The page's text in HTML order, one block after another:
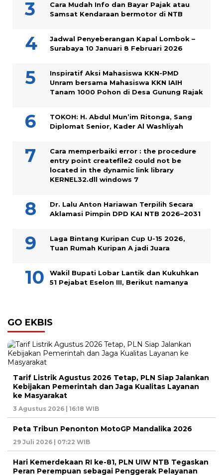
Cara Mudah Info dan Bayar Pajak atau
Samsat Kendaraan bermotor di NTB
Jadwal Penyeberangan Kapal Lombok –
Surabaya 10 Januari 8 Februari 2026
Inspiratif Aksi Mahasiswa KKN-PMD
Unram bersama Mahasiswa KKN IAIH
Tanam 1000 Pohon di Desa Gunung Rajak
TOKOH: H. Abdul Mun’im Ritonga, Sang
Diplomat Senior, Kader Al Washliyah
Cara memperbaiki error : the procedure
entry point createfile2 could not be
located in the dynamic link library
KERNEL32.dll windows 7
Dr. Lalu Anton Hariawan Terpilih Secara
Aklamasi Pimpin DPD KAI NTB 2026–2031
Laga Bintang Kuripan Cup U-15 2026,
Tuan Rumah Kuripan A jadi Juara
Wakil Bupati Lobar Lantik dan Kukuhkan
51 Pejabat Eselon III, Berikut namanya
GO EKBIS
Tarif Listrik Agustus 2026 Tetap, PLN Siap Jalankan
Kebijakan Pemerintah dan Jaga Kualitas Layanan
ke Masyarakat
3 Agustus 2026 | 16:18 WIB
Peta Tribun Penonton MotoGP Mandalika 2026
29 Juli 2026 | 07:22 WIB
Hari Kemerdekaan RI ke-81, PLN UIW NTB Tegaskan
Peran Perempuan sebagai Penggerak Pelayanan